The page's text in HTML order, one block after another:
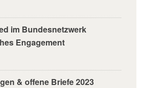
im Bundesnetzwerk
Engagement
& offene Briefe 2023